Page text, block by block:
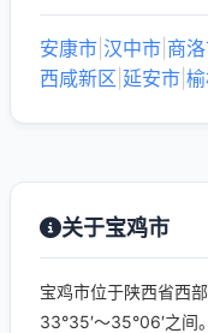
安康市 汉中市 商
西咸新区 延安市
关于宝鸡市
宝鸡市位于陕西省西
33°35′～35°06′之